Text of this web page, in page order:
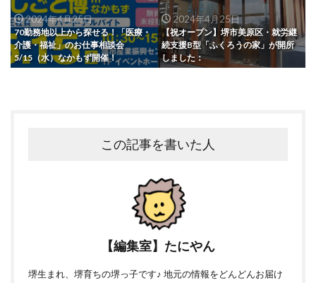
2024年4月25日
70勤務地以上から探せる！「医療・
介護・福祉」のお仕事相談会
5/15（水）なかもず開催！
2024年4月25日
【祝オープン】堺市美原区・就労継
続支援B型「ふくろうの家」が開所
しました：
この記事を書いた人
【編集室】たにやん
堺生まれ、堺育ちの堺っ子です♪ 地元の情報をどんどんお届け